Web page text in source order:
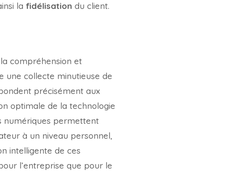
la fidélisation du client.
compréhension et
une collecte minutieuse de
précisément aux
optimale de la technologie
numériques permettent
à un niveau personnel,
intelligente de ces
l’entreprise que pour le